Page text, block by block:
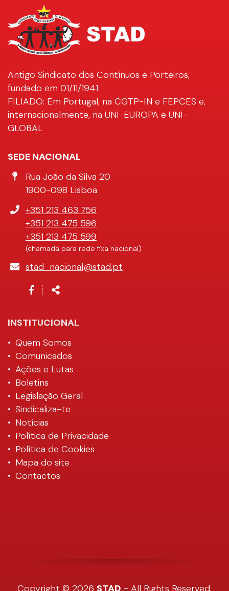
Antigo Sindicato dos Contínuos e Porteiros,
fundado em 01/11/1941
FILIADO: Em Portugal, na CGTP-IN e FEPCES e,
internacionalmente, na UNI-EUROPA e UNI-
GLOBAL
SEDE NACIONAL
Morada
Rua João da Silva 20
1900-098 Lisboa
Telefone
+351 213 463 756
+351 213 475 596
+351 213 475 599
(chamada para rede fixa nacional)
E-
stad_nacional@stad.pt
Siga-┊
Partilhar
INSTITUCIONAL
Quem Somos
Comunicados
Ações e Lutas
Boletins
Legislação Geral
Sindicaliza-te
Notícias
Política de Privacidade
Política de Cookies
Mapa do site
Contactos
Copyright © 2026 STAD - All Rights Reserved.